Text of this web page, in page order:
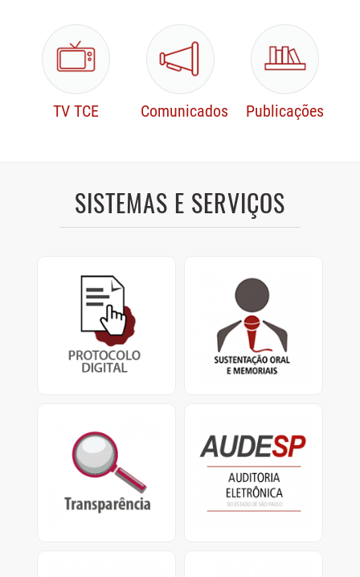
TV TCE Comunicados Publicações
SISTEMAS E SERVIÇOS
Cadastre e consulte
documentos enviados ao
TCESP.
Memoriais
Sustentações orais dos
defensores
e apresentação de
memoriais.
Portal da Transparência
do TCESP e Portal da
Transparência Municipal
O Sistema de Auditoria
Eletrônica visa coletar
dados das entidades
jurisdicionadas.